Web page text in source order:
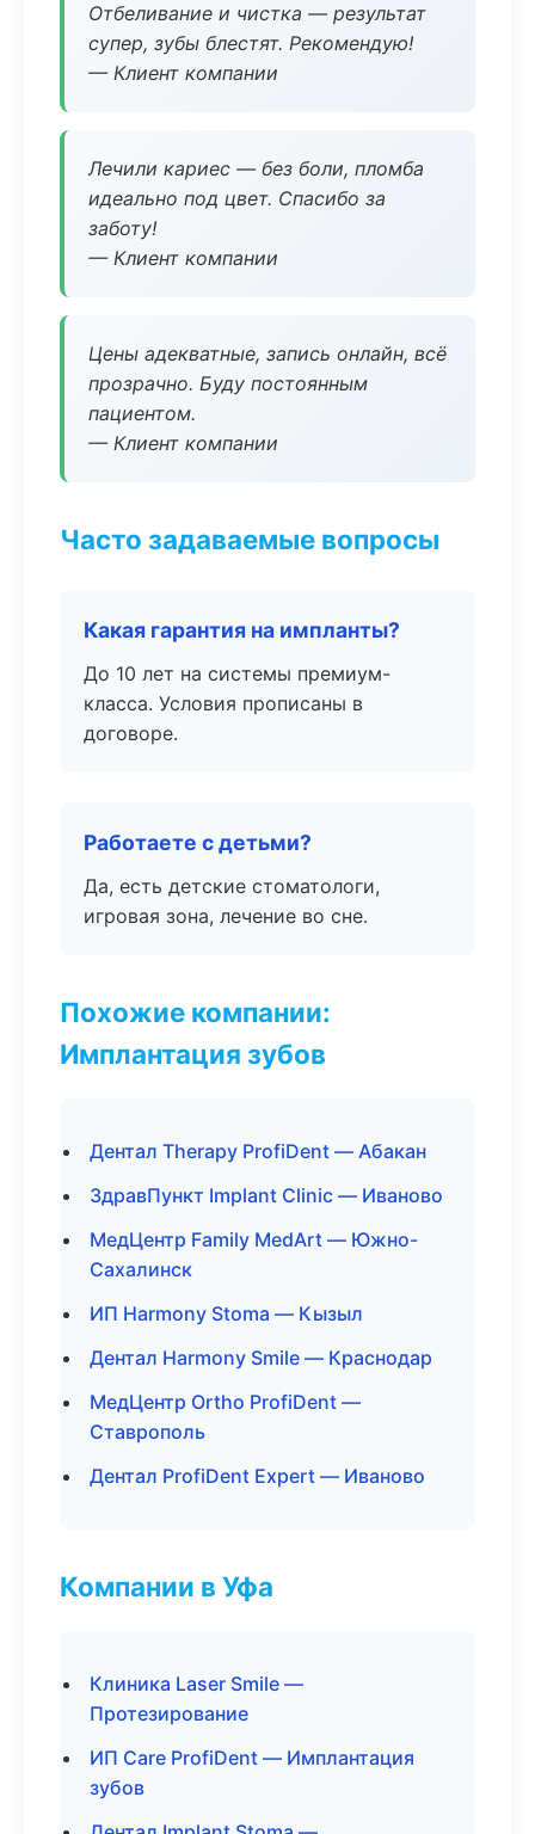
Отбеливание и чистка — результат
супер, зубы блестят. Рекомендую!
— Клиент компании
Лечили кариес — без боли, пломба
идеально под цвет. Спасибо за
заботу!
— Клиент компании
Цены адекватные, запись онлайн, всё
прозрачно. Буду постоянным
пациентом.
— Клиент компании
Часто задаваемые вопросы
Какая гарантия на импланты?
До 10 лет на системы премиум-
класса. Условия прописаны в
договоре.
Работаете с детьми?
Да, есть детские стоматологи,
игровая зона, лечение во сне.
Похожие компании:
Имплантация зубов
Дентал Therapy ProfiDent — Абакан
ЗдравПункт Implant Clinic — Иваново
МедЦентр Family MedArt — Южно-
Сахалинск
ИП Harmony Stoma — Кызыл
Дентал Harmony Smile — Краснодар
МедЦентр Ortho ProfiDent —
Ставрополь
Дентал ProfiDent Expert — Иваново
Компании в Уфа
Клиника Laser Smile —
Протезирование
ИП Care ProfiDent — Имплантация
зубов